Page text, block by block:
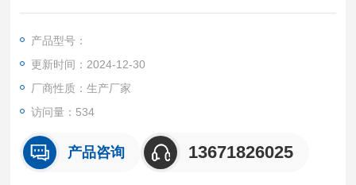
是您值得信赖的合作伙伴，凡购买我司的试剂盒产品都可提供全
产品型号：
更新时间：2024-12-30
厂商性质：生产厂家
访问量：534
产品咨询 13671826025